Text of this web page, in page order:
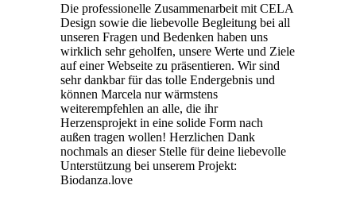
Die professionelle Zusammenarbeit mit CELA
Design sowie die liebevolle Begleitung bei all
unseren Fragen und Bedenken haben uns
wirklich sehr geholfen, unsere Werte und Ziele
auf einer Webseite zu präsentieren. Wir sind
sehr dankbar für das tolle Endergebnis und
können Marcela nur wärmstens
weiterempfehlen an alle, die ihr
Herzensprojekt in eine solide Form nach
außen tragen wollen! Herzlichen Dank
nochmals an dieser Stelle für deine liebevolle
Unterstützung bei unserem Projekt:
Biodanza.love